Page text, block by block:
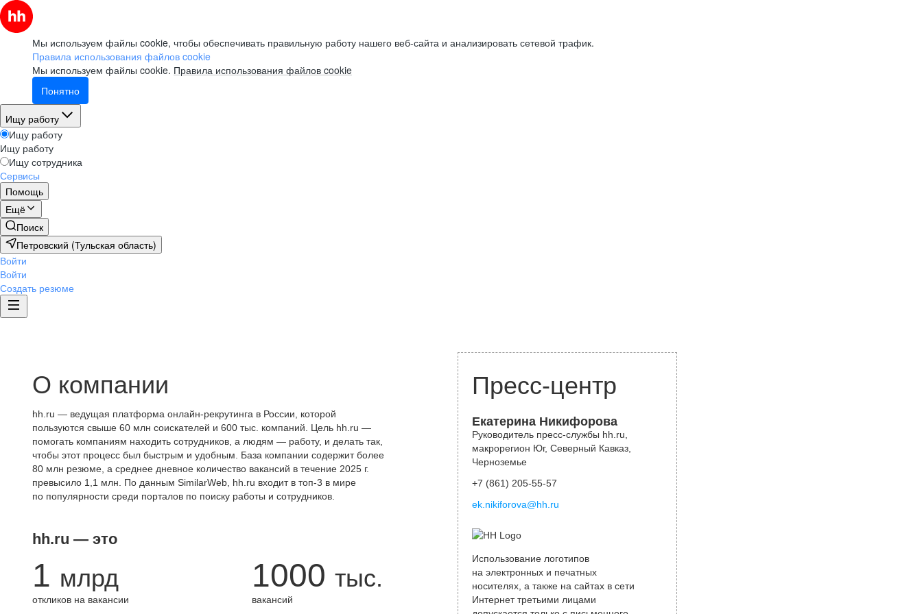
Мы используем файлы cookie, чтобы обеспечивать правильную работу нашего веб-сайта и анализировать сетевой трафик.
Правила использования файлов cookie
Мы используем файлы cookie. Правила использования файлов cookie
Понятно
Ищу работу
Ищу работу
Ищу работу
Ищу сотрудника
Сервисы
Помощь
Ещё
Поиск
Петровский (Тульская область)
Войти
Войти
Создать резюме
О компании
hh.ru — ведущая платформа онлайн-рекрутинга в России, которой
пользуются свыше 60 млн соискателей и 600 тыс. компаний. Цель hh.ru —
помогать компаниям находить сотрудников, а людям — работу, и делать так,
чтобы этот процесс был быстрым и удобным. База компании содержит более
80 млн резюме, а среднее дневное количество вакансий в течение 2025 г.
превысило 1,1 млн. По данным SimilarWeb, hh.ru входит в топ-3 в мире
по популярности среди порталов по поиску работы и сотрудников.
hh.ru — это
1 млрд
откликов на вакансии
1000 тыс.
вакансий
Пресс-центр
Екатерина Никифорова
Руководитель пресс-службы hh.ru,
макрорегион Юг, Северный Кавказ,
Черноземье
+7 (861) 205-55-57
ek.nikiforova@hh.ru
Использование логотипов
на электронных и печатных
носителях, а также на сайтах в сети
Интернет третьими лицами